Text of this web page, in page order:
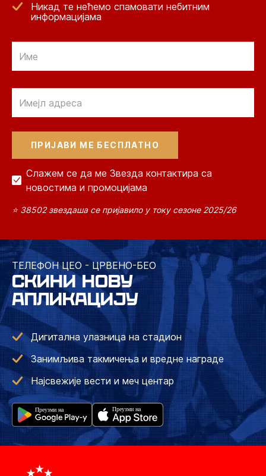
Никад те нећемо спамовати небитним
информацијама
Слажем се да ме Звезда контактира са
новостима и промоцијама
⭐ 38502 звездаша се пријавило у току сезоне 2025/26
ТЕЛЕФОН ЦЕО - ЦРВЕНО-БЕО
СКИНИ НОВУ
АПЛИКАЦИЈУ
Дигитална улазница на стадион
Занимљива такмичења и вредне награде
Најсвежије вести и меч центар